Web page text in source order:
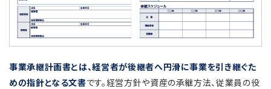
事業承継計画書とは、経営者が後継者へ円滑に事業を引き継ぐた
めの指針となる文書です。経営方針や資産の承継方法、従業員の役